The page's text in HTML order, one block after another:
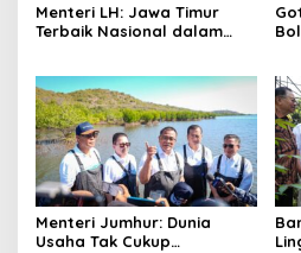
Menteri LH: Jawa Timur
Terbaik Nasional dalam
Menteri Jumhur: Dunia
Usaha Tak Cukup